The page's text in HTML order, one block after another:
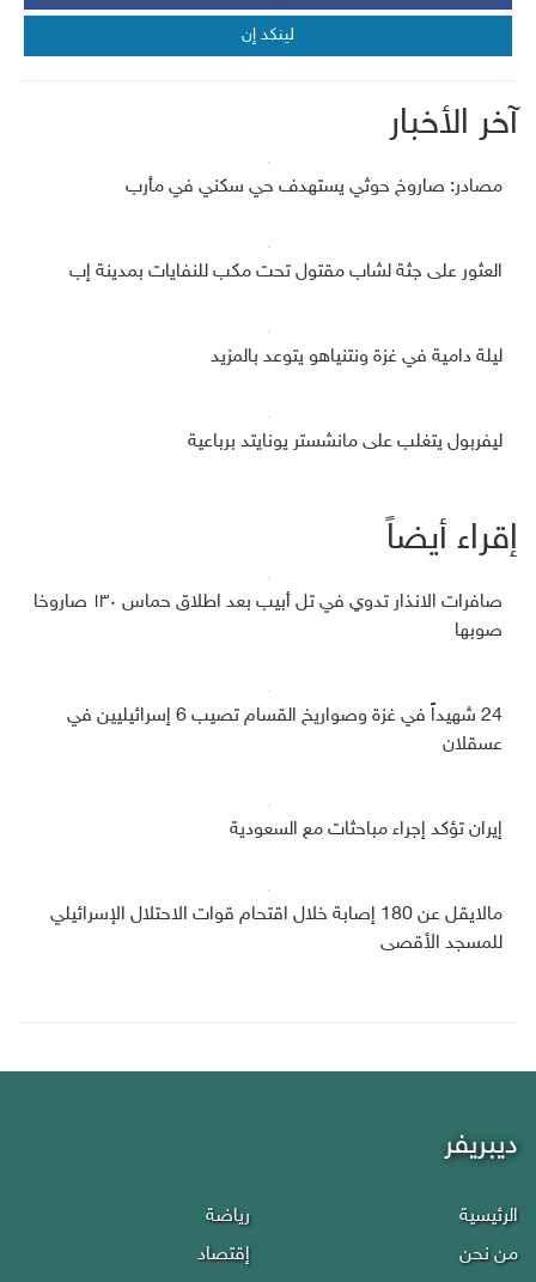
لينكد إن
آخر الأخبار
مصادر: صاروخ حوثي يستهدف حي سكني في مأرب
العثور على جثة لشاب مقتول تحت مكب للنفايات بمدينة إب
ليلة دامية في غزة ونتنياهو يتوعد بالمزيد
ليفربول يتغلب على مانشستر يونايتد برباعية
إقراء أيضاً
صافرات الانذار تدوي في تل أبيب بعد اطلاق حماس ١٣٠ صاروخا
صوبها
24 شهيداً في غزة وصواريخ القسام تصيب 6 إسرائيليين في
عسقلان
إيران تؤكد إجراء مباحثات مع السعودية
مالايقل عن 180 إصابة خلال اقتحام قوات الاحتلال الإسرائيلي
للمسجد الأقصى
ديبريفر
الرئيسية
من نحن
رياضة
إقتصاد